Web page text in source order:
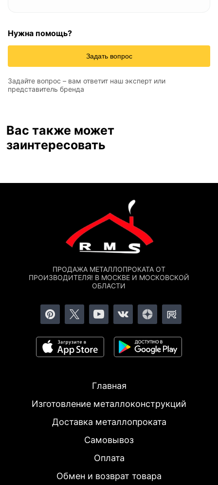
Нужна помощь?
Задать вопрос
Задайте вопрос – вам ответит наш эксперт или
представитель бренда
Вас также может
заинтересовать
ПРОДАЖА МЕТАЛЛОПРОКАТА ОТ
ПРОИЗВОДИТЕЛЯ! В МОСКВЕ И МОСКОВСКОЙ
ОБЛАСТИ
Главная
Изготовление металлоконструкций
Доставка металлопроката
Самовывоз
Оплата
Обмен и возврат товара